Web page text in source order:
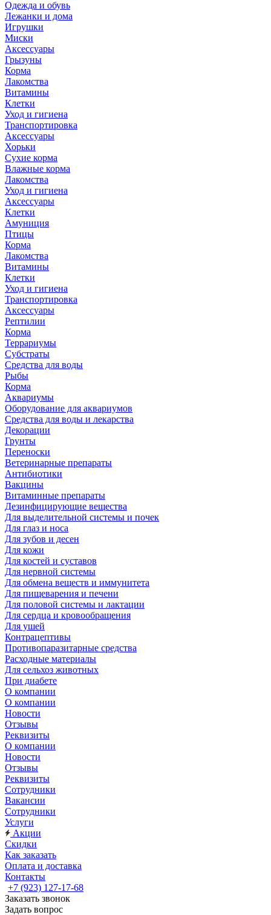
Одежда и обувь
Лежанки и дома
Игрушки
Миски
Аксессуары
Грызуны
Корма
Лакомства
Витамины
Клетки
Уход и гигиена
Транспортировка
Аксессуары
Хорьки
Сухие корма
Влажные корма
Лакомства
Уход и гигиена
Аксессуары
Клетки
Амуниция
Птицы
Корма
Лакомства
Витамины
Клетки
Уход и гигиена
Транспортировка
Аксессуары
Рептилии
Корма
Террариумы
Субстраты
Средства для воды
Рыбы
Корма
Аквариумы
Оборудование для аквариумов
Средства для воды и лекарства
Декорации
Грунты
Переноски
Ветеринарные препараты
Антибиотики
Вакцины
Витаминные препараты
Дезинфицирующие вещества
Для выделительной системы и почек
Для глаз и носа
Для зубов и десен
Для кожи
Для костей и суставов
Для нервной системы
Для обмена веществ и иммунитета
Для пищеварения и печени
Для половой системы и лактации
Для сердца и кровообращения
Для ушей
Контрацептивы
Противопаразитарные средства
Расходные материалы
Для сельхоз животных
При диабете
О компании
О компании
Новости
Отзывы
Реквизиты
О компании
Новости
Отзывы
Реквизиты
Сотрудники
Вакансии
Сотрудники
Услуги
Акции
Скидки
Как заказать
Оплата и доставка
Контакты
+7 (923) 127-17-68
Заказать звонок
Задать вопрос